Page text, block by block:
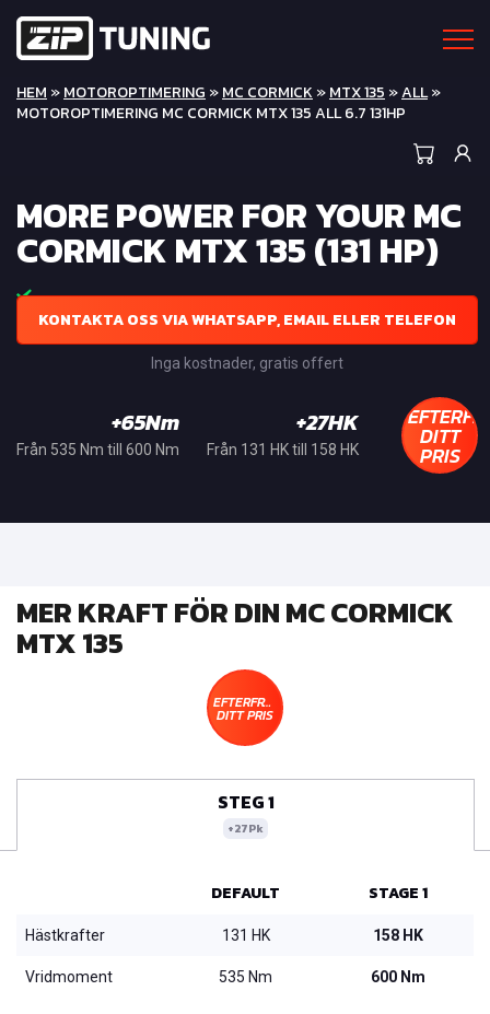
HEM »MOTOROPTIMERING »MC CORMICK »MTX 135 »ALL»
MOTOROPTIMERING MC CORMICK MTX 135 ALL 6.7 131HP
MORE POWER FOR YOUR MC
CORMICK MTX 135 (131 HP)
KONTAKTA OSS VIA WHATSAPP, EMAIL ELLER TELEFON
Inga kostnader, gratis offert
+65Nm
Från 535 Nm till 600 Nm
+27HK
Från 131 HK till 158 HK DITT
PRIS
MER KRAFT FÖR DIN MC CORMICK
MTX 135
EFTERFRÅGA
DITT PRIS
STEG 1
+27Pk
DEFAULT STAGE 1
Hästkrafter 131 HK 158 HK
Vridmoment 535 Nm 600 Nm